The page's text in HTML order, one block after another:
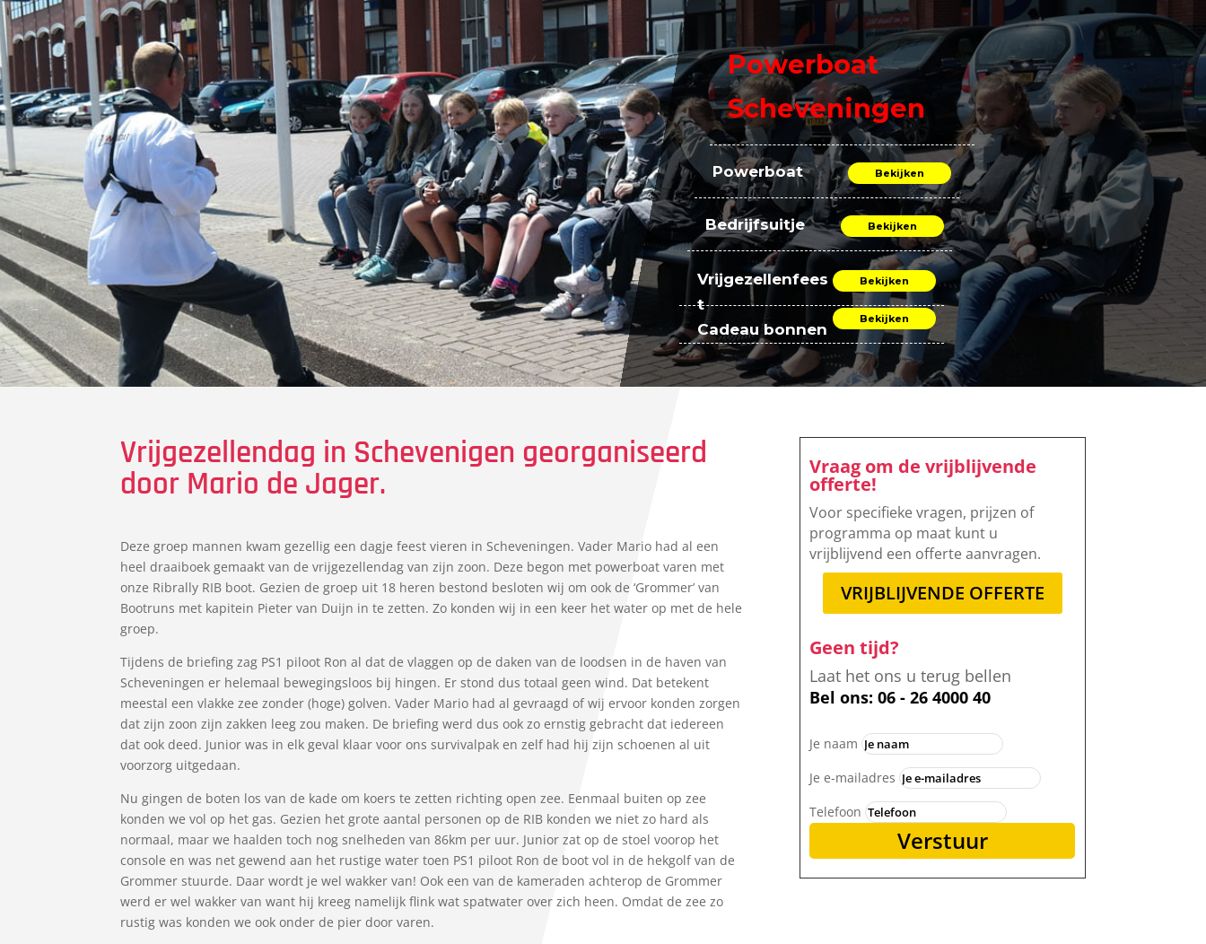
Powerboat
Scheveningen
Powerboat Bekijken
Bedrijfsuitje Bekijken
Vrijgezellenfees
t
Bekijken
Cadeau bonnen
Bekijken
Vrijgezellendag in Schevenigen georganiseerd
door Mario de Jager.
Deze groep mannen kwam gezellig een dagje feest vieren in Scheveningen. Vader Mario had al een
heel draaiboek gemaakt van de vrijgezellendag van zijn zoon. Deze begon met powerboat varen met
onze Ribrally RIB boot. Gezien de groep uit 18 heren bestond besloten wij om ook de ‘Grommer’ van
Bootruns met kapitein Pieter van Duijn in te zetten. Zo konden wij in een keer het water op met de hele
groep.
Tijdens de briefing zag PS1 piloot Ron al dat de vlaggen op de daken van de loodsen in de haven van
Scheveningen er helemaal bewegingsloos bij hingen. Er stond dus totaal geen wind. Dat betekent
meestal een vlakke zee zonder (hoge) golven. Vader Mario had al gevraagd of wij ervoor konden zorgen
dat zijn zoon zijn zakken leeg zou maken. De briefing werd dus ook zo ernstig gebracht dat iedereen
dat ook deed. Junior was in elk geval klaar voor ons survivalpak en zelf had hij zijn schoenen al uit
voorzorg uitgedaan.
Nu gingen de boten los van de kade om koers te zetten richting open zee. Eenmaal buiten op zee
konden we vol op het gas. Gezien het grote aantal personen op de RIB konden we niet zo hard als
normaal, maar we haalden toch nog snelheden van 86km per uur. Junior zat op de stoel voorop het
console en was net gewend aan het rustige water toen PS1 piloot Ron de boot vol in de hekgolf van de
Grommer stuurde. Daar wordt je wel wakker van! Ook een van de kameraden achterop de Grommer
werd er wel wakker van want hij kreeg namelijk flink wat spatwater over zich heen. Omdat de zee zo
rustig was konden we ook onder de pier door varen.
Vraag om de vrijblijvende
offerte!
Voor specifieke vragen, prijzen of
programma op maat kunt u
vrijblijvend een offerte aanvragen.
VRIJBLIJVENDE OFFERTE
Geen tijd?
Laat het ons u terug bellen
Bel ons: 06 - 26 4000 40
Je naam
Je e-mailadres
Telefoon
Verstuur